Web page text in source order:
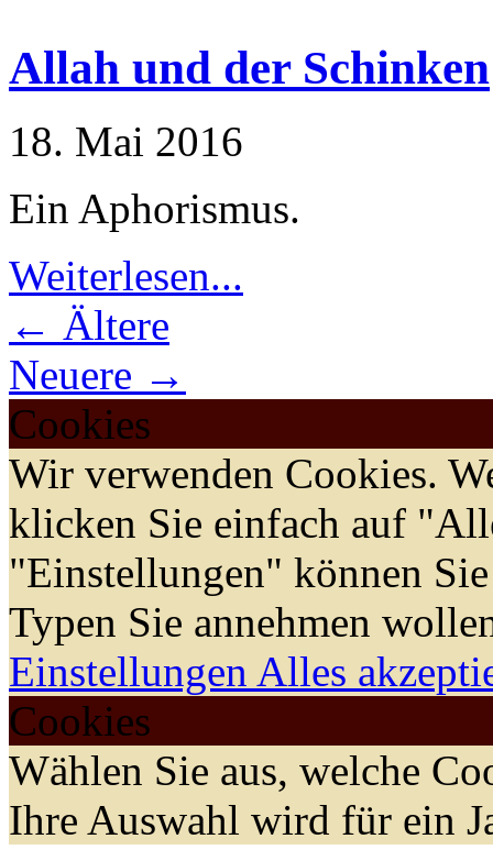
Allah und der Schinken
18. Mai 2016
Ein Aphorismus.
Weiterlesen...
← Ältere
Neuere →
Cookies
Wir verwenden Cookies.
klicken Sie einfach auf
"Einstellungen" können
Typen Sie annehmen
Einstellungen Alles
Cookies
Wählen Sie aus, welche
Ihre Auswahl wird für ein